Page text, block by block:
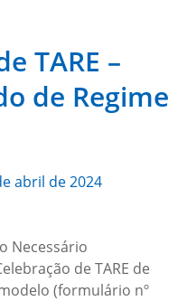
TARE –
de Regime
abril de 2024
Necessário
de TARE de
(formulário nº